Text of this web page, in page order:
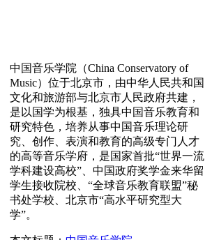
中国音乐学院（China Conservatory of
Music）位于北京市，由中华人民共和国
文化和旅游部与北京市人民政府共建，
是以国学为根基，独具中国音乐教育和
研究特色，培养从事中国音乐理论研
究、创作、表演和教育的高级专门人才
的高等音乐学府，是国家首批“世界一流
学科建设高校”、中国政府奖学金来华留
学生接收院校、“全球音乐教育联盟”秘
书处学校、北京市“高水平研究型大
学”。